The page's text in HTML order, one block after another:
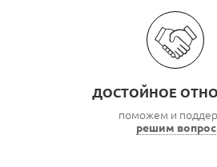
ДОСТОЙНОЕ
поможем и
решим